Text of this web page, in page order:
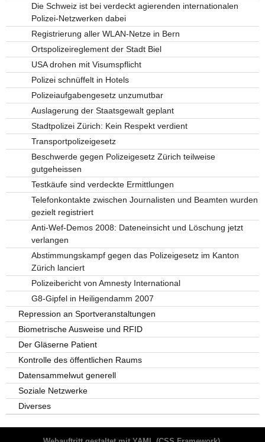
Die Schweiz ist bei verdeckt agierenden internationalen
Polizei-Netzwerken dabei
Registrierung aller WLAN-Netze in Bern
Ortspolizeireglement der Stadt Biel
USA drohen mit Visumspflicht
Polizei schnüffelt in Hotels
Polizeiaufgabengesetz unzumutbar
Auslagerung der Staatsgewalt geplant
Stadtpolizei Zürich: Kein Respekt verdient
Transportpolizeigesetz
Beschwerde gegen Polizeigesetz Zürich teilweise
gutgeheissen
Testkäufe sind verdeckte Ermittlungen
Telefonkontakte zwischen Journalisten und Beamten wurden
gezielt registriert
Anti-Wef-Demos 2008: Dateneinsicht und Löschung jetzt
verlangen
Abstimmungskampf gegen das Polizeigesetz im Kanton
Zürich lanciert
Polizeibericht von Amnesty International
G8-Gipfel in Heiligendamm 2007
Repression an Sportveranstaltungen
Biometrische Ausweise und RFID
Der Gläserne Patient
Kontrolle des öffentlichen Raums
Datensammelwut generell
Soziale Netzwerke
Diverses